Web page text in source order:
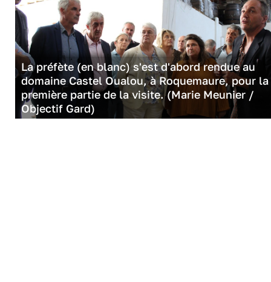
La préfète (en blanc) s'est d'abord rendue au
domaine Castel Oualou, à Roquemaure, pour la
première partie de la visite. (Marie Meunier /
Objectif Gard)